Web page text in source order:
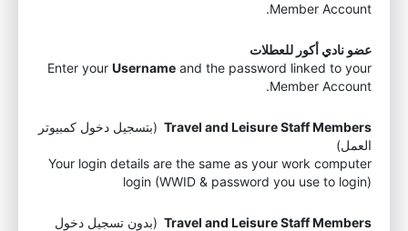
Member Account.
عضو نادي أكور للعطلات
Enter your Username and the password linked to your
Member Account.
Travel and Leisure Staff Members (بتسجيل دخول كمبيوتر
العمل)
Your login details are the same as your work computer
login (WWID & password you use to login)
Travel and Leisure Staff Members (بدون تسجيل دخول